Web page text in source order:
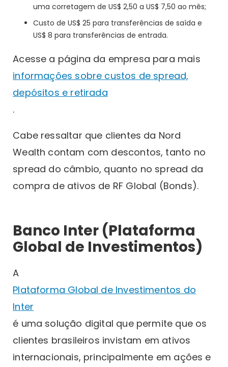
uma corretagem de US$ 2,50 a US$ 7,50 ao mês;
Custo de US$ 25 para transferências de saída e
US$ 8 para transferências de entrada.
Acesse a página da empresa para mais
informações sobre custos de spread,
depósitos e retirada
.
Cabe ressaltar que clientes da Nord
Wealth contam com descontos, tanto no
spread do câmbio, quanto no spread da
compra de ativos de RF Global (Bonds).
Banco Inter (Plataforma
Global de Investimentos)
A
Plataforma Global de Investimentos do
Inter
é uma solução digital que permite que os
clientes brasileiros invistam em ativos
internacionais, principalmente em ações e